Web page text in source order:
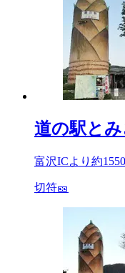
道の駅と
富沢ICより約
切符🎫